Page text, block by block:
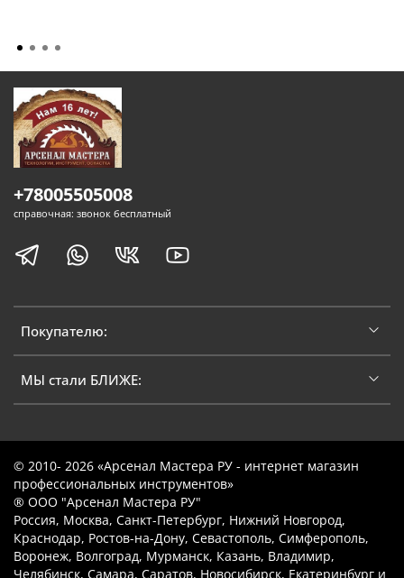
Покупателю:
МЫ стали БЛИЖЕ:
+78005505008
справочная: звонок бесплатный
© 2010- 2026 «Арсенал Мастера РУ - интернет магазин
профессиональных инструментов»
® ООО "Арсенал Мастера РУ"
Россия, Москва, Санкт-Петербург, Нижний Новгород,
Краснодар, Ростов-на-Дону, Севастополь, Симферополь,
Воронеж, Волгоград, Мурманск, Казань, Владимир,
Челябинск, Самара, Саратов, Новосибирск, Екатеринбург и